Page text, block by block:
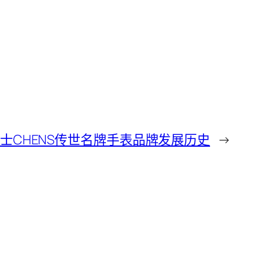
CHENS传世名牌手表品牌发展历史 →